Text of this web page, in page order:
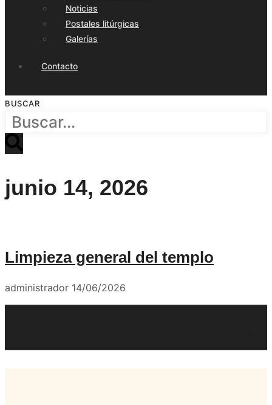
Noticias
Postales litúrgicas
Galerías
Contacto
BUSCAR
junio 14, 2026
Limpieza general del templo
administrador 14/06/2026